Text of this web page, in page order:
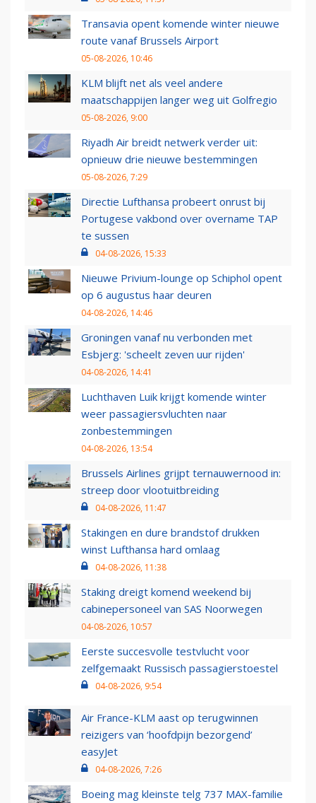
Transavia opent komende winter nieuwe
route vanaf Brussels Airport
05-08-2026, 10:46
KLM blijft net als veel andere
maatschappijen langer weg uit Golfregio
05-08-2026, 9:00
Riyadh Air breidt netwerk verder uit:
opnieuw drie nieuwe bestemmingen
05-08-2026, 7:29
Directie Lufthansa probeert onrust bij
Portugese vakbond over overname TAP
te sussen
04-08-2026, 15:33
Nieuwe Privium-lounge op Schiphol opent
op 6 augustus haar deuren
04-08-2026, 14:46
Groningen vanaf nu verbonden met
Esbjerg: 'scheelt zeven uur rijden'
04-08-2026, 14:41
Luchthaven Luik krijgt komende winter
weer passagiersvluchten naar
zonbestemmingen
04-08-2026, 13:54
Brussels Airlines grijpt ternauwernood in:
streep door vlootuitbreiding
04-08-2026, 11:47
Stakingen en dure brandstof drukken
winst Lufthansa hard omlaag
04-08-2026, 11:38
Staking dreigt komend weekend bij
cabinepersoneel van SAS Noorwegen
04-08-2026, 10:57
Eerste succesvolle testvlucht voor
zelfgemaakt Russisch passagierstoestel
04-08-2026, 9:54
Air France-KLM aast op terugwinnen
reizigers van ‘hoofdpijn bezorgend’
easyJet
04-08-2026, 7:26
Boeing mag kleinste telg 737 MAX-familie